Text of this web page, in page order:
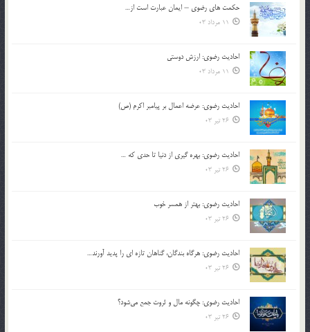
حکمت های رضوی – ایمان عبارت است از…
11 مرداد 03
احادیث رضوی: ارزش دوستی
11 مرداد 03
احادیث رضوی: عرضه اعمال بر پیامبر اکرم (ص)
26 تیر 03
احادیث رضوی: بهره گیری از دنیا تا حدی که …
26 تیر 03
احادیث رضوی: بهتر از همسر خوب
26 تیر 03
احادیث رضوی: هرگاه بندگان، گناهان تازه ای را پدید آورند…
26 تیر 03
احادیث رضوی: چگونه مال و ثروت جمع می‌شود؟
26 تیر 03